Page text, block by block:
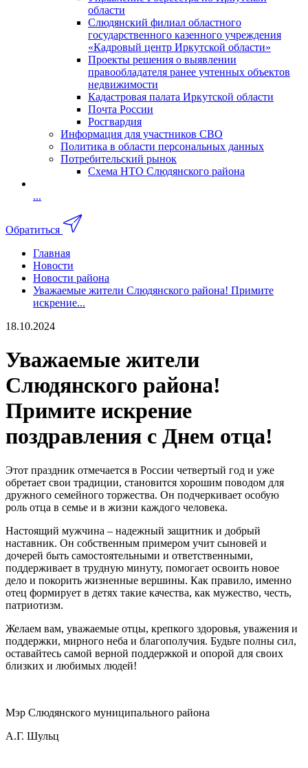
области
Слюдянский филиал областного
государственного казенного учреждения
«Кадровый центр Иркутской области»
Проекты решения о выявлении
правообладателя ранее учтенных объектов
недвижимости
Кадастровая палата Иркутской области
Почта России
Росгвардия
Информация для участников СВО
Политика в области персональных данных
Потребительский рынок
Схема НТО Слюдянского района
...
Обратиться
Главная
Новости
Новости района
Уважаемые жители Слюдянского района! Примите
искрение...
18.10.2024
Уважаемые жители
Слюдянского района!
Примите искрение
поздравления с Днем отца!
Этот праздник отмечается в России четвертый год и уже
обретает свои традиции, становится хорошим поводом для
дружного семейного торжества. Он подчеркивает особую
роль отца в семье и в жизни каждого человека.
Настоящий мужчина – надежный защитник и добрый
наставник. Он собственным примером учит сыновей и
дочерей быть самостоятельными и ответственными,
поддерживает в трудную минуту, помогает освоить новое
дело и покорить жизненные вершины. Как правило, именно
отец формирует в детях такие качества, как мужество, честь,
патриотизм.
Желаем вам, уважаемые отцы, крепкого здоровья, уважения и
поддержки, мирного неба и благополучия. Будьте полны сил,
оставайтесь самой верной поддержкой и опорой для своих
близких и любимых людей!
Мэр Слюдянского муниципального района
А.Г. Шульц